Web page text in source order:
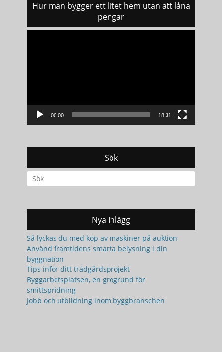
Hur man bygger ett litet hem utan att låna
pengar
00:00 18:31
Sök
Search
for:
Nya Inlägg
Så lyckas du med köp av maskiner på auktion
Använd framtidens smarta belysning i din
byggnation
Tips inför ditt trädgårdsprojekt
Byggarbetsplatsen, en grogrund för
smittspridning
Jobb och utbildning inom byggbranschen